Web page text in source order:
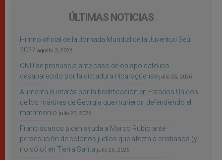
ÚLTIMAS NOTICIAS
Himno oficial de la Jornada Mundial de la Juventud Seúl
2027 agosto 3, 2026
ONU se pronuncia ante caso de obispo católico
desaparecido por la dictadura nicaragüense julio 25, 2026
Aumenta el interés por la beatificación en Estados Unidos
de los mártires de Georgia que murieron defendiendo el
matrimonio julio 25, 2026
Franciscanos piden ayuda a Marco Rubio ante
persecución de colonos judíos que afecta a cristianos (y
no sólo) en Tierra Santa julio 25, 2026